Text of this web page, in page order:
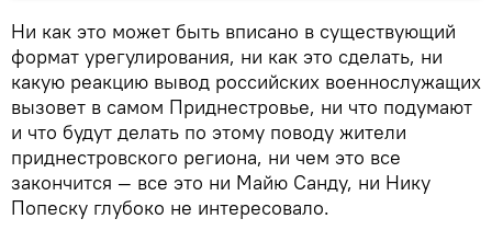
Ни как это может быть вписано в существующий
формат урегулирования, ни как это сделать, ни
какую реакцию вывод российских военнослужащих
вызовет в самом Приднестровье, ни что подумают
и что будут делать по этому поводу жители
приднестровского региона, ни чем это все
закончится — все это ни Майю Санду, ни Нику
Попеску глубоко не интересовало.